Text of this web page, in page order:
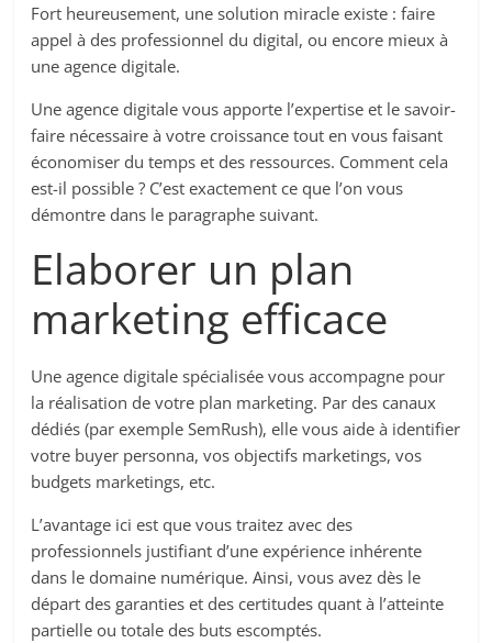
Fort heureusement, une solution miracle existe : faire
appel à des professionnel du digital, ou encore mieux à
une agence digitale.
Une agence digitale vous apporte l’expertise et le savoir-
faire nécessaire à votre croissance tout en vous faisant
économiser du temps et des ressources. Comment cela
est-il possible ? C’est exactement ce que l’on vous
démontre dans le paragraphe suivant.
Elaborer un plan
marketing efficace
Une agence digitale spécialisée vous accompagne pour
la réalisation de votre plan marketing. Par des canaux
dédiés (par exemple SemRush), elle vous aide à identifier
votre buyer personna, vos objectifs marketings, vos
budgets marketings, etc.
L’avantage ici est que vous traitez avec des
professionnels justifiant d’une expérience inhérente
dans le domaine numérique. Ainsi, vous avez dès le
départ des garanties et des certitudes quant à l’atteinte
partielle ou totale des buts escomptés.